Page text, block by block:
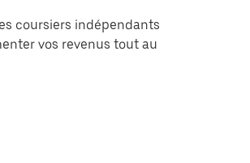
coursiers indépendants
vos revenus tout au